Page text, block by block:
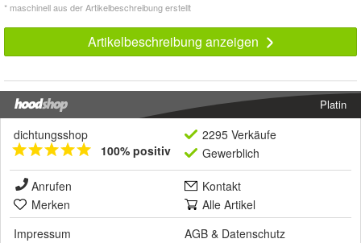
* maschinell aus der Artikelbeschreibung erstellt
Artikelbeschreibung anzeigen
Platin
dichtungsshop
100% positiv
2295 Verkäufe
Gewerblich
Anrufen
Kontakt
Merken
Alle Artikel
Impressum
AGB & Datenschutz